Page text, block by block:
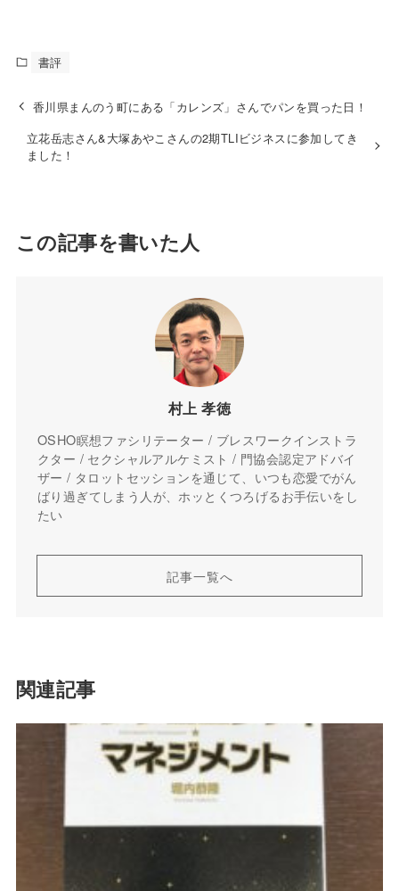
書評
香川県まんのう町にある「カレンズ」さんでパンを買った日！
立花岳志さん&大塚あやこさんの2期TLIビジネスに参加してき
ました！
この記事を書いた人
村上 孝徳
OSHO瞑想ファシリテーター / ブレスワークインストラ
クター / セクシャルアルケミスト / 門協会認定アドバイ
ザー / タロットセッションを通じて、いつも恋愛でがん
ばり過ぎてしまう人が、ホッとくつろげるお手伝いをし
たい
記事一覧へ
関連記事